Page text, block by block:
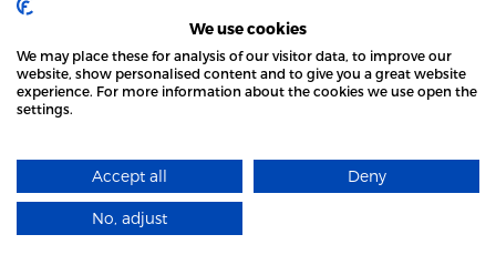
ØYSTEIN STRAY SPETALEN
WYDALENIE ZE SZWECJI
POLITYKA MIGRACYJNA
PRZEPISY PRAWNE
DEPORTACJA
CŁA UE — NORWEGIA
EKSPORT Z NORWEGII
NORWEGIA — EFTA
PRZEMYSŁ I HANDEL
CALL CENTER – NORWEGIA
TELEMARKETING W NORWEGII
PODATEK OD SPADKÓW I DAROWIZN
STRONA LOCAL MARKET WYKORZYSTUJE PLIKI
DOWIEDZ SIĘ WIĘCEJ
We use cookies
We may place these for analysis of our visitor data, to improve our
website, show personalised content and to give you a great website
experience. For more information about the cookies we use open the
settings.
Accept all Deny
No, adjust